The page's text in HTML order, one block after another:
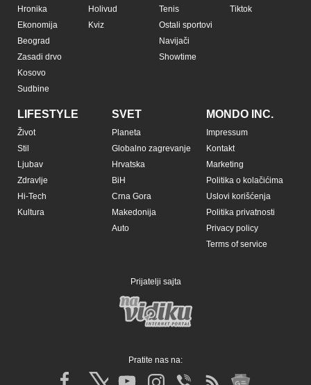
Hronika
Ekonomija
Beograd
Zasadi drvo
Kosovo
Sudbine
Holivud
Kviz
Tenis
Ostali sportovi
Navijači
Showtime
Tiktok
LIFESTYLE
Život
Stil
Ljubav
Zdravlje
Hi-Tech
Kultura
SVET
Planeta
Globalno zagrevanje
Hrvatska
BiH
Crna Gora
Makedonija
Auto
MONDO INC.
Impressum
Kontakt
Marketing
Politika o kolačićima
Uslovi korišćenja
Politika privatnosti
Privacy policy
Terms of service
Prijatelji sajta
Pratite nas na: